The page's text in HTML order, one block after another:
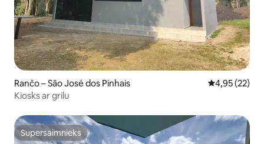
Rančo – São José dos Pinhais Vidējais
4,95 (22)
Kiosks ar grilu
Supersaimnieks
Supersaimnieks